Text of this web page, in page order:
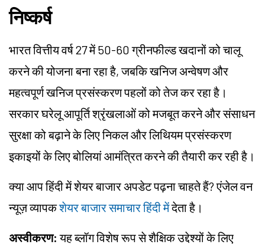
निष्कर्ष
भारत वित्तीय वर्ष 27 में 50-60 ग्रीनफील्ड खदानों को चालू
करने की योजना बना रहा है, जबकि खनिज अन्वेषण और
महत्वपूर्ण खनिज प्रसंस्करण पहलों को तेज कर रहा है।
सरकार घरेलू आपूर्ति श्रृंखलाओं को मजबूत करने और संसाधन
सुरक्षा को बढ़ाने के लिए निकल और लिथियम प्रसंस्करण
इकाइयों के लिए बोलियां आमंत्रित करने की तैयारी कर रही है।
क्या आप हिंदी में शेयर बाजार अपडेट पढ़ना चाहते हैं? एंजेल वन
न्यूज़ व्यापकशेयर बाजार समाचार हिंदी मेंदेता है।
अस्वीकरण: यह ब्लॉग विशेष रूप से शैक्षिक उद्देश्यों के लिए